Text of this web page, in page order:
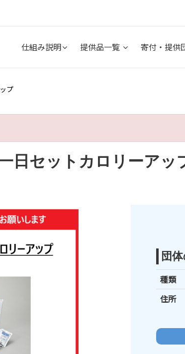
仕組み説明 提供品一覧 寄付・提供
プ
日セットカロリーアッ
団
種類
住所